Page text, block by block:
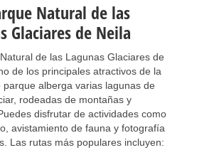
Natural de las
Glaciares de Neila
de las Lagunas Glaciares de
de los principales atractivos de la
parque alberga varias lagunas de
rodeadas de montañas y
disfrutar de actividades como
avistamiento de fauna y fotografía
Las rutas más populares incluyen: